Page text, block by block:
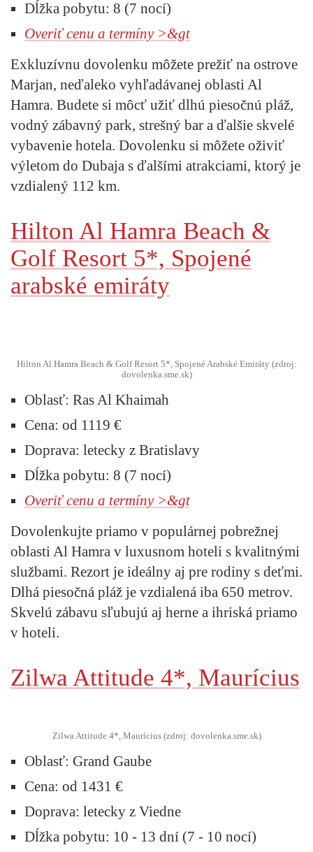
Dĺžka pobytu: 8 (7 nocí)
Overiť cenu a termíny >&gt
Exkluzívnu dovolenku môžete prežiť na ostrove
Marjan, neďaleko vyhľadávanej oblasti Al
Hamra. Budete si môcť užiť dlhú piesočnú pláž,
vodný zábavný park, strešný bar a ďalšie skvelé
vybavenie hotela. Dovolenku si môžete oživiť
výletom do Dubaja s ďalšími atrakciami, ktorý je
vzdialený 112 km.
Hilton Al Hamra Beach &
Golf Resort 5*, Spojené
arabské emiráty
Hilton Al Hamra Beach & Golf Resort 5*, Spojené Arabské Emiráty (zdroj:
dovolenka.sme.sk)
Oblasť: Ras Al Khaimah
Cena: od 1119 €
Doprava: letecky z Bratislavy
Dĺžka pobytu: 8 (7 nocí)
Overiť cenu a termíny >&gt
Dovolenkujte priamo v populárnej pobrežnej
oblasti Al Hamra v luxusnom hoteli s kvalitnými
službami. Rezort je ideálny aj pre rodiny s deťmi.
Dlhá piesočná pláž je vzdialená iba 650 metrov.
Skvelú zábavu sľubujú aj herne a ihriská priamo
v hoteli.
Zilwa Attitude 4*, Maurícius
Zilwa Attitude 4*, Maurícius (zdroj: dovolenka.sme.sk)
Oblasť: Grand Gaube
Cena: od 1431 €
Doprava: letecky z Viedne
Dĺžka pobytu: 10 - 13 dní (7 - 10 nocí)